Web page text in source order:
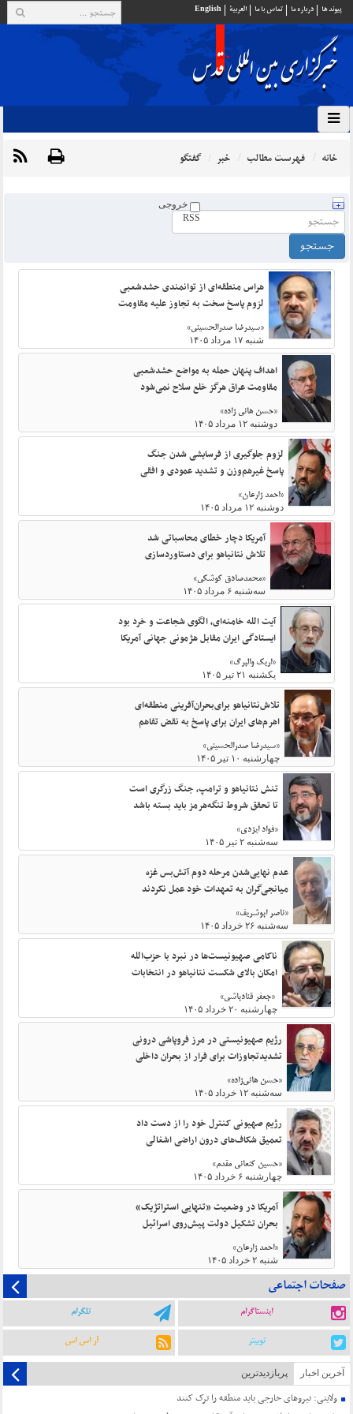
پيوند ها درباره ما تماس با ما العربية English
خانه فهرست مطالب خبر گفتگو
خروجی
RSS
هراس منطقه‌ای از توانمندی حشدشعبی
لزوم پاسخ سخت به تجاوز علیه مقاومت
«سیدرضا صدرالحسینی»
شنبه ۱۷ مرداد ۱۴۰۵
اهداف پنهان حمله به مواضع حشدشعبی
مقاومت‌ عراق هرگز خلع‌ سلاح نمی‌شود
«حسن هانی زاده»
دوشنبه ۱۲ مرداد ۱۴۰۵
لزوم جلوگیری از فرسایشی شدن جنگ
پاسخ غیرهم‌وزن و تشدید عمودی و افقی
«احمد زارعان»
دوشنبه ۱۲ مرداد ۱۴۰۵
آمریکا دچار خطای محاسباتی شد
تلاش نتانیاهو برای دستاوردسازی
«محمدصادق کوشکی»
سه‌شنبه ۶ مرداد ۱۴۰۵
آیت الله خامنه‌ای، الگوی شجاعت و خرد بود
ایستادگی ایران مقابل هژمونی جهانی آمریکا
«اریک والبرگ»
یکشنبه ۲۱ تیر ۱۴۰۵
تلاش‌نتانیاهو برای‌بحران‌آفرینی منطقه‌ای
اهرم‌های ایران برای پاسخ به نقض تفاهم‌
«سیدرضا صدرالحسینی»
چهارشنبه ۱۰ تیر ۱۴۰۵
تنش نتانیاهو و ترامپ، جنگ زرگری است
تا تحقق شروط تنگه‌هرمز باید بسته باشد
«فواد ایزدی»
سه‌شنبه ۲ تیر ۱۴۰۵
عدم نهایی‌شدن مرحله دوم آتش‌بس غزه
میانجی‌گران به تعهدات خود عمل نکردند
«ناصر ابوشریف»
سه‌شنبه ۲۶ خرداد ۱۴۰۵
ناکامی صهیونیست‌ها در نبرد با حزب‌الله
امکان بالای شکست نتانیاهو در انتخابات
«جعفر قنادباشی»
چهارشنبه ۲۰ خرداد ۱۴۰۵
رژیم صهیونیستی در مرز فروپاشی درونی
تشدیدتجاوزات برای فرار از بحران داخلی
«حسن هانی‌زاده»
سه‌شنبه ۱۲ خرداد ۱۴۰۵
رژیم صهیونی کنترل خود را از دست داد
تعمیق شکاف‌های درون اراضی اشغالی
«حسین کنعانی مقدم»
چهارشنبه ۶ خرداد ۱۴۰۵
آمریکا در وضعیت «تنهایی استراتژیک»
بحران تشکیل دولت پیش‌روی اسرائیل
«احمد زارعان»
شنبه ۲ خرداد ۱۴۰۵
صفحات اجتماعی
اینستاگرام تلگرام
توییتر آر اس اس
آخرین اخبار پربازدیدترین
ولایتی: نیروهای خارجی باید منطقه را ترک کنند